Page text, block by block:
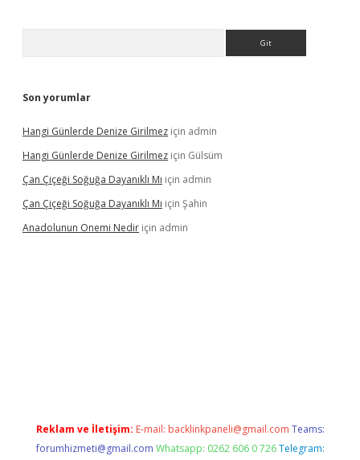
Son yorumlar
Hangi Günlerde Denize Girilmez için admin
Hangi Günlerde Denize Girilmez için Gülsüm
Çan Çiçeği Soğuğa Dayanıklı Mı için admin
Çan Çiçeği Soğuğa Dayanıklı Mı için Şahin
Anadolunun Onemi Nedir için admin
Reklam ve İletişim: E-mail: backlinkpaneli@gmail.com Teams:
forumhizmeti@gmail.com Whatsapp: 0262 606 0 726 Telegram: